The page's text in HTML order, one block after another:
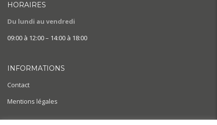
HORAIRES
Du lundi au vendredi
09:00 à 12:00 – 14:00 à 18:00
INFORMATIONS
Contact
Mentions légales